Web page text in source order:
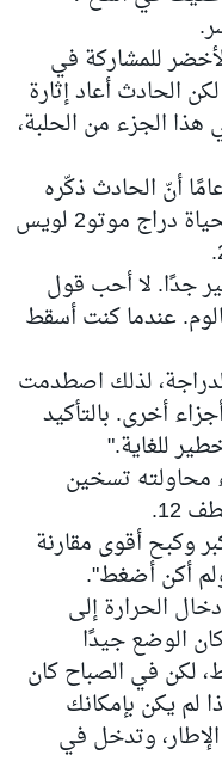
للمشاركة في
الحادث أعاد إثارة
الجزء من الحلبة،
الدراج البالغ من العمر 28 عامًا أنّ الحادث ذكّره
فورًا بالحادث المميت الذي أودى بحياة دراج موتو2 لويس
جدًا. لا أحب قول
عندما كنت أسقط
لذلك اصطدمت
أخرى. بالتأكيد
للغاية."
محاولته تسخين
12.
وكبح أقوى مقارنة
ولم أكن أضغط".
الحرارة إلى
الوضع جيدًا
لكن في الصباح كان
لم يكن بإمكانك
وتدخل في